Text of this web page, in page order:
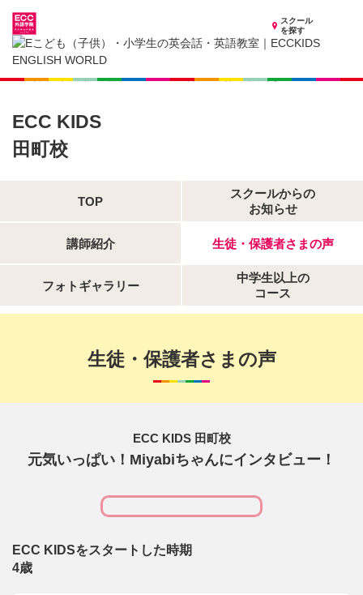
スクール
を探す
東京都の子供英会話・英語教室
子供（小学生）英会話・英語教室 ECCKIDS 田町校
生徒・保護者さまの声
ECC KIDS
田町校
TOP
スクールからの
お知らせ
講師紹介 生徒・保護者さまの声
フォトギャラリー
中学生以上の
コース
生徒・保護者さまの声
ECC KIDS 田町校
元気いっぱい！Miyabiちゃんにインタビュー！
ECC KIDSをスタートした時期
4歳